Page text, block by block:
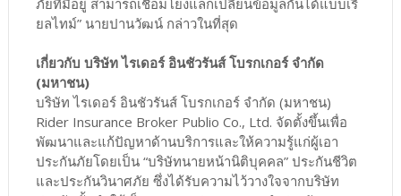
ยลไทม์” นายปานวัฒน์ กล่าวในที่สุด
เกี่ยวกับ บริษัท ไรเดอร์ อินชัวรันส์ โบรกเกอร์ จำกัด
(มหาชน)
บริษัท ไรเดอร์ อินชัวรันส์ โบรกเกอร์ จำกัด (มหาชน)
Rider Insurance Broker Publio Co., Ltd. จัดตั้งขึ้นเพื่อ
พัฒนาและแก้ปัญหาด้านบริการและให้ความรู้แก่ผู้เอา
ประกันภัยโดยเป็น “บริษัทนายหน้านิติบุคคล” ประกันชีวิต
และประกันวินาศภัย ซึ่งได้รับความไว้วางใจจากบริษัท